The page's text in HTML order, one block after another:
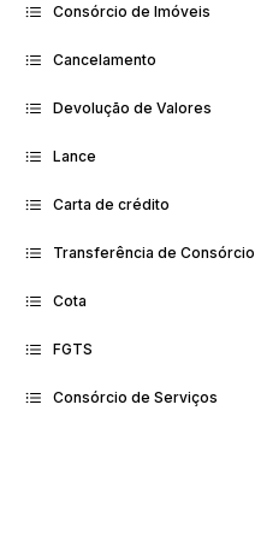
Consórcio de Imóveis
Cancelamento
Devolução de Valores
Lance
Carta de crédito
Transferência de Consórcio
Cota
FGTS
Consórcio de Serviços